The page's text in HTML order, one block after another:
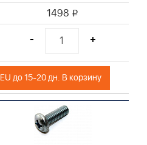
1498 i
- +
Поставка из РФ или EU до 15-20 дн. В корзину